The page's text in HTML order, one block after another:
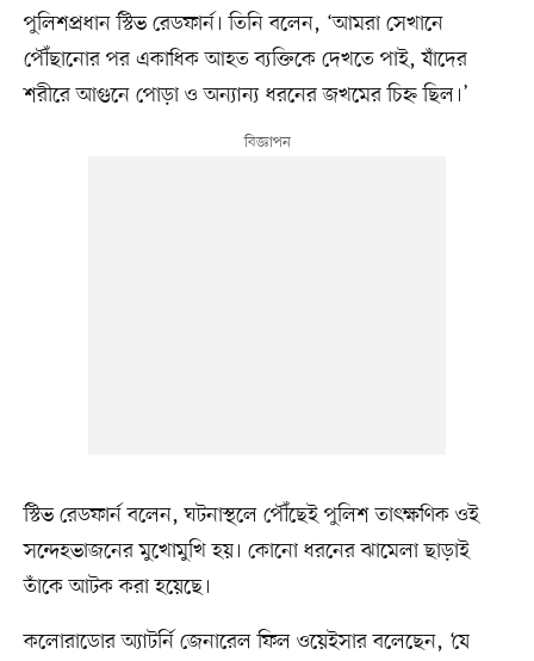
পুলিশপ্রধান স্টিভ রেডফার্ন। তিনি বলেন, ‘আমরা সেখানে
পৌঁছানোর পর একাধিক আহত ব্যক্তিকে দেখতে পাই, যাঁদের
শরীরে আগুনে পোড়া ও অন্যান্য ধরনের জখমের চিহ্ন ছিল।’
স্টিভ রেডফার্ন বলেন, ঘটনাস্থলে পৌঁছেই পুলিশ তাৎক্ষণিক ওই
সন্দেহভাজনের মুখোমুখি হয়। কোনো ধরনের ঝামেলা ছাড়াই
তাঁকে আটক করা হয়েছে।
কলোরাডোর অ্যাটর্নি জেনারেল ফিল ওয়েইসার বলেছেন, ‘যে